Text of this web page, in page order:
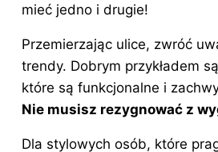
mieć jedno i drugie!
Przemierzając ulice, zwróć
trendy. Dobrym przykładem
które są funkcjonalne i
Nie musisz rezygnować z
Dla stylowych osób, które